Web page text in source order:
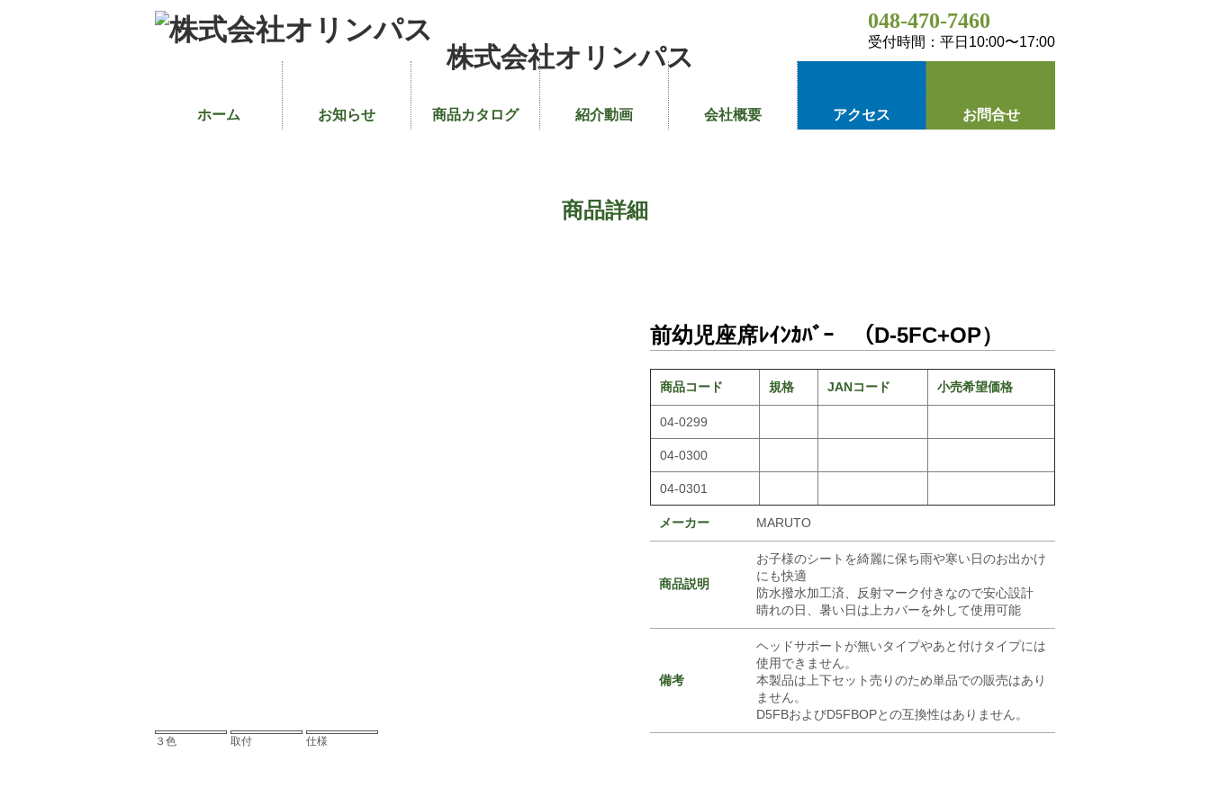
株式会社オリンパス
048-470-7460
受付時間：平日10:00〜17:00
ホーム お知らせ 商品カタログ 紹介動画 会社概要 アクセス お問合せ
商品詳細
３色 取付 仕様
前幼児座席ﾚｲﾝｶﾊﾞｰ （D-5FC+OP）
商品コード 規格 JANコード 小売希望価格
04-0299
04-0300
04-0301
メーカー MARUTO
商品説明
お子様のシートを綺麗に保ち雨や寒い日のお出かけ
にも快適
防水撥水加工済、反射マーク付きなので安心設計
晴れの日、暑い日は上カバーを外して使用可能
備考
ヘッドサポートが無いタイプやあと付けタイプには
使用できません。
本製品は上下セット売りのため単品での販売はあり
ません。
D5FBおよびD5FBOPとの互換性はありません。